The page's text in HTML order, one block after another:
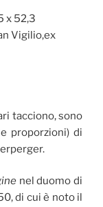
x 52,3
Vigilio,ex
tacciono, sono
proporzioni) di
nel duomo di
di cui è noto il